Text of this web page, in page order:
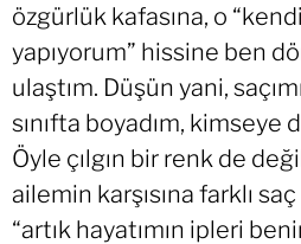
özgürlük kafasına, o
yapıyorum” hissine ben
ulaştım. Düşün yani,
sınıfta boyadım, kimseye
Öyle çılgın bir renk de
ailemin karşısına farklı
“artık hayatımın ipleri